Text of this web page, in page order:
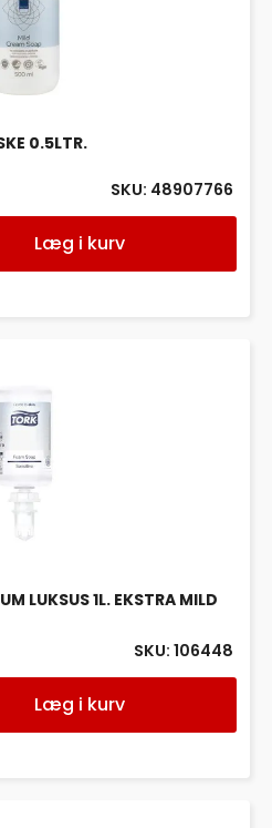
SKU: 48907766
0.5LTR.
Læg i kurv
SKU: 106448
LUKSUS 1L. EKSTRA MILD
Læg i kurv